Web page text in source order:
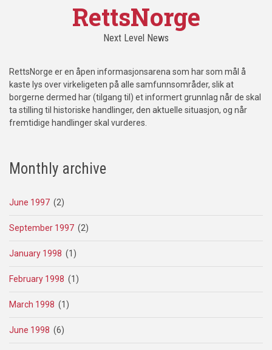
RettsNorge
Next Level News
RettsNorge er en åpen informasjonsarena som har som mål å
kaste lys over virkeligeten på alle samfunnsområder, slik at
borgerne dermed har (tilgang til) et informert grunnlag når de skal
ta stilling til historiske handlinger, den aktuelle situasjon, og når
fremtidige handlinger skal vurderes.
Monthly archive
June 1997 (2)
September 1997 (2)
January 1998 (1)
February 1998 (1)
March 1998 (1)
June 1998 (6)